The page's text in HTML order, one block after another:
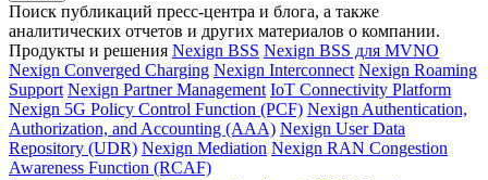
Поиск публикаций пресс-центра и блога, а также
аналитических отчетов и других материалов о компании.
Продукты и решения Nexign BSS Nexign BSS для MVNO
Nexign Converged Charging Nexign Interconnect Nexign Roaming
Support Nexign Partner Management IoT Connectivity Platform
Nexign 5G Policy Control Function (PCF) Nexign Authentication,
Authorization, and Accounting (AAA) Nexign User Data
Repository (UDR) Nexign Mediation Nexign RAN Congestion
Awareness Function (RCAF)